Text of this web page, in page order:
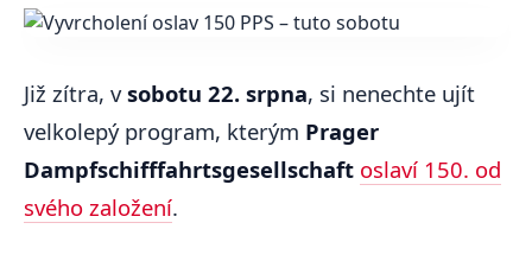
Již zítra, vsobotu 22. srpna, si nenechte ujít
velkolepý program, kterým Prager
Dampfschifffahrtsgesellschaft oslaví 150. od
svého založení.